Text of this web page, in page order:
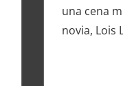
una cena
novia, Lois